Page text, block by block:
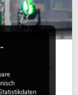
Moving-